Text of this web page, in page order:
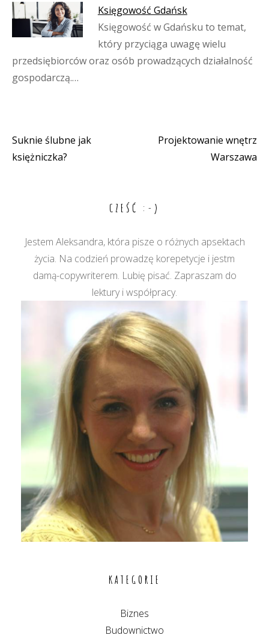
Księgowość Gdańsk
Księgowość w Gdańsku to temat,
który przyciąga uwagę wielu
przedsiębiorców oraz osób prowadzących działalność
gospodarczą.…
Nawigacja
Suknie ślubne jak
księżniczka?
Projektowanie wnętrz
Warszawa
CZEŚĆ :-)
Jestem Aleksandra, która pisze o różnych apsektach
życia. Na codzień prowadzę korepetycje i jestm
damą-copywriterem. Lubię pisać. Zapraszam do
lektury i współpracy.
KATEGORIE
Biznes
Budownictwo